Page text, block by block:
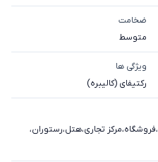
ضخامت
متوسط
ویژگی ها
رکتیفای (کالیبره)
،فروشگاه،مرکز تجاری،هتل،رستوران،